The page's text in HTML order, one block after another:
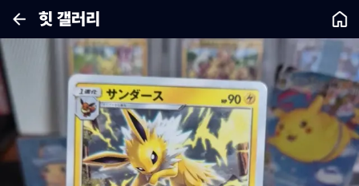
힛 갤러리